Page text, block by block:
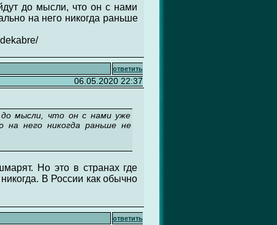
до мысли, что он с нами
на него никогда раньше
ответить
06.05.2020 22:37
до мысли, что он с нами уже
на него никогда раньше не
Но это в странах где
В России как обычно
ответить